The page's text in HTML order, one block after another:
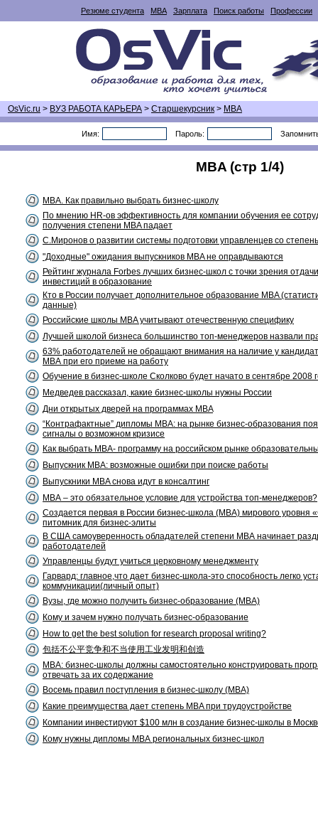
Резюме студента MBA Зарплата Поиск работы Профессии
OsVic.ru > ВУЗ РАБОТА КАРЬЕРА > Старшекурсник > MBA
Имя: Пароль:
MBA (стр 1/4)
MBA. Как правильно выбрать бизнес-школу
По мнению HR-ов эффективность для компании обучения ее
получения степени MBA падает
С.Миронов о развитии системы подготовки управленцев со
"Доходные" ожидания выпускников MBA не оправдываются
Рейтинг журнала Forbes лучших бизнес-школ с точки зрения
инвестиций в образование
Кто в России получает дополнительное образование MBA
данные)
Российские школы MBA учитывают отечественную специфику
Лучшей школой бизнеса большинство топ-менеджеров назвали
63% работодателей не обращают внимания на наличие у
МВА при его приеме на работу
Обучение в бизнес-школе Сколково будет начато в сентябре 2008
Медведев рассказал, какие бизнес-школы нужны России
Дни открытых дверей на программах MBA
“Контрафактные” дипломы MBA: на рынке бизнес-образования
сигналы о возможном кризисе
Как выбрать MBA- программу на российском рынке
Выпускник MBA: возможные ошибки при поиске работы
Выпускники MBA снова идут в консалтинг
МВА – это обязательное условие для устройства топ-менеджеров?
Создается первая в России бизнес-школа (MBA) мирового уровня
питомник для бизнес-элиты
В США самоуверенность обладателей степени МВА начинает
работодателей
Управленцы будут учиться церковному менеджменту
Гарвард: главное,что дает бизнес-школа-это способность легко
коммуникации(личный опыт)
Вузы, где можно получить бизнес-образование (MBA)
Кому и зачем нужно получать бизнес-образование
How to get the best solution for research proposal writing?
包括不公平竞争和不当使用工业发明和创造
MBA: бизнес-школы должны самостоятельно конструировать
отвечать за их содержание
Восемь правил поступления в бизнес-школу (MBA)
Какие преимущества дает степень MBA при трудоустройстве
Компании инвестируют $100 млн в создание бизнес-школы в
Кому нужны дипломы МВА региональных бизнес-школ